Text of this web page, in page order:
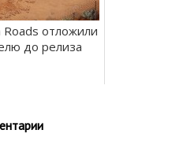
отложили
до релиза